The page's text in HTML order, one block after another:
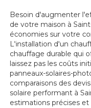
Besoin d'augmenter
de votre maison à
économies sur votre
L'installation d'un
chauffage durable qui
laissez pas les coûts
panneaux-solaires-
comparaisons des
solaire performant à
estimations précises et